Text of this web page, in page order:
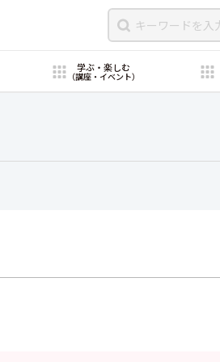
学ぶ・楽しむ
（講座・イベント）